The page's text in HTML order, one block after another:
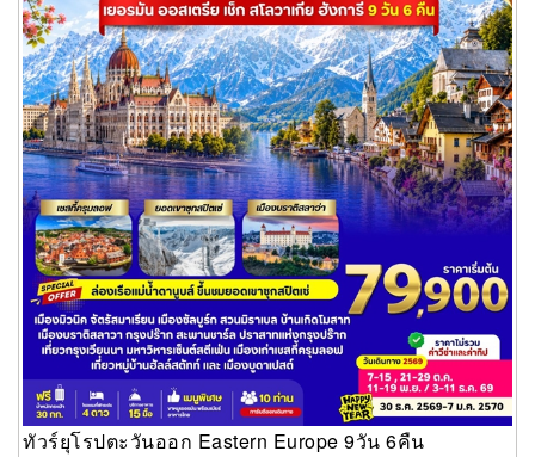
ทัวร์ยุโรปตะวันออก Eastern Europe 9วัน 6คืน